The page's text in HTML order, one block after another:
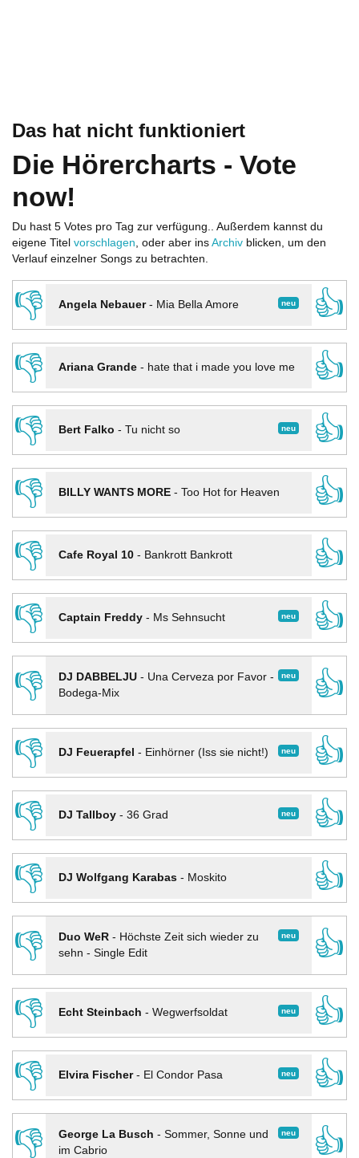
Das hat nicht funktioniert
Die Hörercharts - Vote
now!
Du hast 5 Votes pro Tag zur verfügung.. Außerdem kannst du
eigene Titel vorschlagen, oder aber ins Archiv blicken, um den
Verlauf einzelner Songs zu betrachten.
👎 neu
Angela Nebauer- Mia Bella Amore
👍
👎
Ariana Grande- hate that i made you love me
👍
👎
neu
Bert Falko - Tu nicht so
👍
👎
BILLY WANTS MORE- Too Hot for Heaven
👍
👎
Cafe Royal 10- Bankrott Bankrott
👍
👎
neu
Captain Freddy- Ms Sehnsucht
👍
👎
neu
DJ DABBELJU- Una Cerveza por Favor -
Bodega-Mix
👍
👎
neu
DJ Feuerapfel - Einhörner (Iss sie nicht!)
👍
👎
neu
DJ Tallboy- 36 Grad
👍
👎
DJ Wolfgang Karabas- Moskito
👍
👎
neu
Duo WeR- Höchste Zeit sich wieder zu
sehn - Single Edit
👍
👎
neu
Echt Steinbach - Wegwerfsoldat
👍
👎
neu
Elvira Fischer- El Condor Pasa
👍
👎
neu
George La Busch - Sommer, Sonne und
im Cabrio
👍